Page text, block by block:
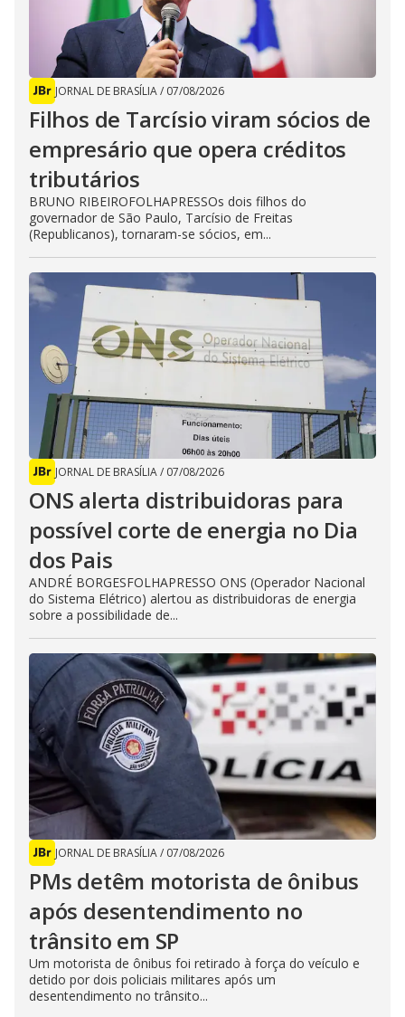
JORNAL DE BRASÍLIA/ 07/08/2026
Filhos de Tarcísio viram sócios de
empresário que opera créditos
tributários
BRUNO RIBEIROFOLHAPRESSOs dois filhos do
governador de São Paulo, Tarcísio de Freitas
(Republicanos), tornaram-se sócios, em...
JORNAL DE BRASÍLIA/ 07/08/2026
ONS alerta distribuidoras para
possível corte de energia no Dia
dos Pais
ANDRÉ BORGESFOLHAPRESSO ONS (Operador Nacional
do Sistema Elétrico) alertou as distribuidoras de energia
sobre a possibilidade de...
JORNAL DE BRASÍLIA/ 07/08/2026
PMs detêm motorista de ônibus
após desentendimento no
trânsito em SP
Um motorista de ônibus foi retirado à força do veículo e
detido por dois policiais militares após um
desentendimento no trânsito...